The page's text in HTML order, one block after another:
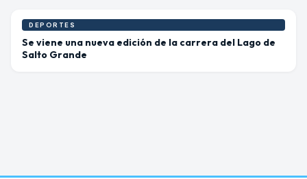
DEPORTES
Se viene una nueva edición de la carrera del Lago de
Salto Grande